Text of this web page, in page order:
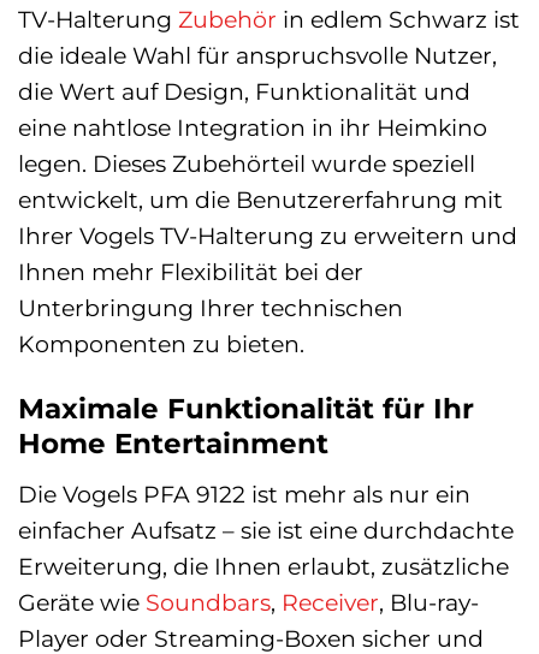
TV-Halterung Zubehör in edlem Schwarz ist
die ideale Wahl für anspruchsvolle Nutzer,
die Wert auf Design, Funktionalität und
eine nahtlose Integration in ihr Heimkino
legen. Dieses Zubehörteil wurde speziell
entwickelt, um die Benutzererfahrung mit
Ihrer Vogels TV-Halterung zu erweitern und
Ihnen mehr Flexibilität bei der
Unterbringung Ihrer technischen
Komponenten zu bieten.
Maximale Funktionalität für Ihr
Home Entertainment
Die Vogels PFA 9122 ist mehr als nur ein
einfacher Aufsatz – sie ist eine durchdachte
Erweiterung, die Ihnen erlaubt, zusätzliche
Geräte wie Soundbars, Receiver, Blu-ray-
Player oder Streaming-Boxen sicher und